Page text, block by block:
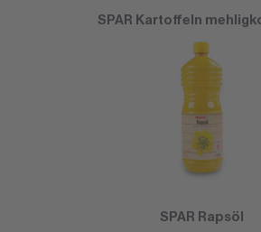
SPAR Kartoffeln
SPAR Rapsöl